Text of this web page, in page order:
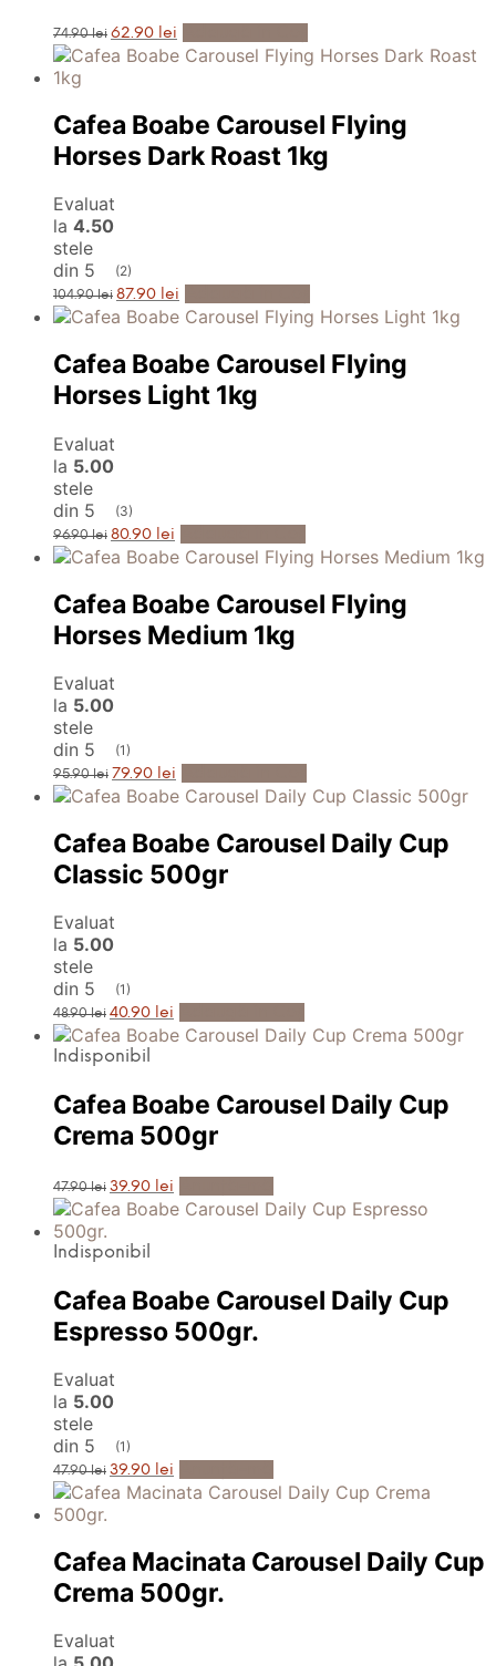
74.90lei Prețul
inițial
a
62.90 lei Prețul
curent
este:
Cafea Boabe Carousel Flying
Horses Dark Roast 1kg
Evaluat
la 4.50
stele
din 5
(2)
104.90lei Prețul
inițial
a
104.90 lei.
87.90 lei Prețul
curent
este:
Cafea Boabe Carousel Flying
Horses Light 1kg
Evaluat
la 5.00
stele
din 5
(3)
96.90lei Prețul
inițial
a
96.90 lei.
80.90 lei Prețul
curent
este:
Cafea Boabe Carousel Flying
Horses Medium 1kg
Evaluat
la 5.00
stele
din 5
(1)
95.90lei Prețul
inițial
a
95.90 lei.
79.90 lei Prețul
curent
este:
Cafea Boabe Carousel Daily Cup
Classic 500gr
Evaluat
la 5.00
stele
din 5
(1)
48.90lei Prețul
inițial
a
fost:
40.90 lei Prețul
curent
este:
Indisponibil
Cafea Boabe Carousel Daily Cup
Crema 500gr
47.90lei Prețul
inițial
a
47.90 lei.
39.90 lei Prețul
curent
este:
Indisponibil
Cafea Boabe Carousel Daily Cup
Espresso 500gr.
Evaluat
la 5.00
stele
din 5
(1)
47.90lei Prețul
inițial
a
39.90 lei Prețul
curent
este:
Cafea Macinata Carousel Daily Cup
Crema 500gr.
Evaluat